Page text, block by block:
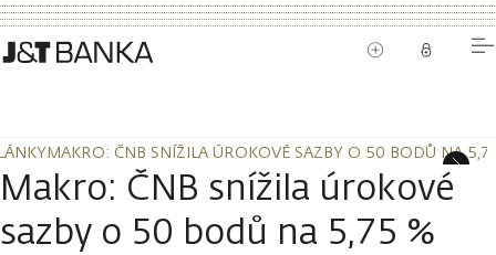
MAKRO: ČNB SNÍŽILA ÚROKOVÉ SAZBY O 50 BODŮ NA
MAKRO: ČNB SNÍŽILA ÚROKOVÉ SAZBY O 50 BODŮ NA
Makro: ČNB snížila úrokové
sazby o 50 bodů na 5,75 %